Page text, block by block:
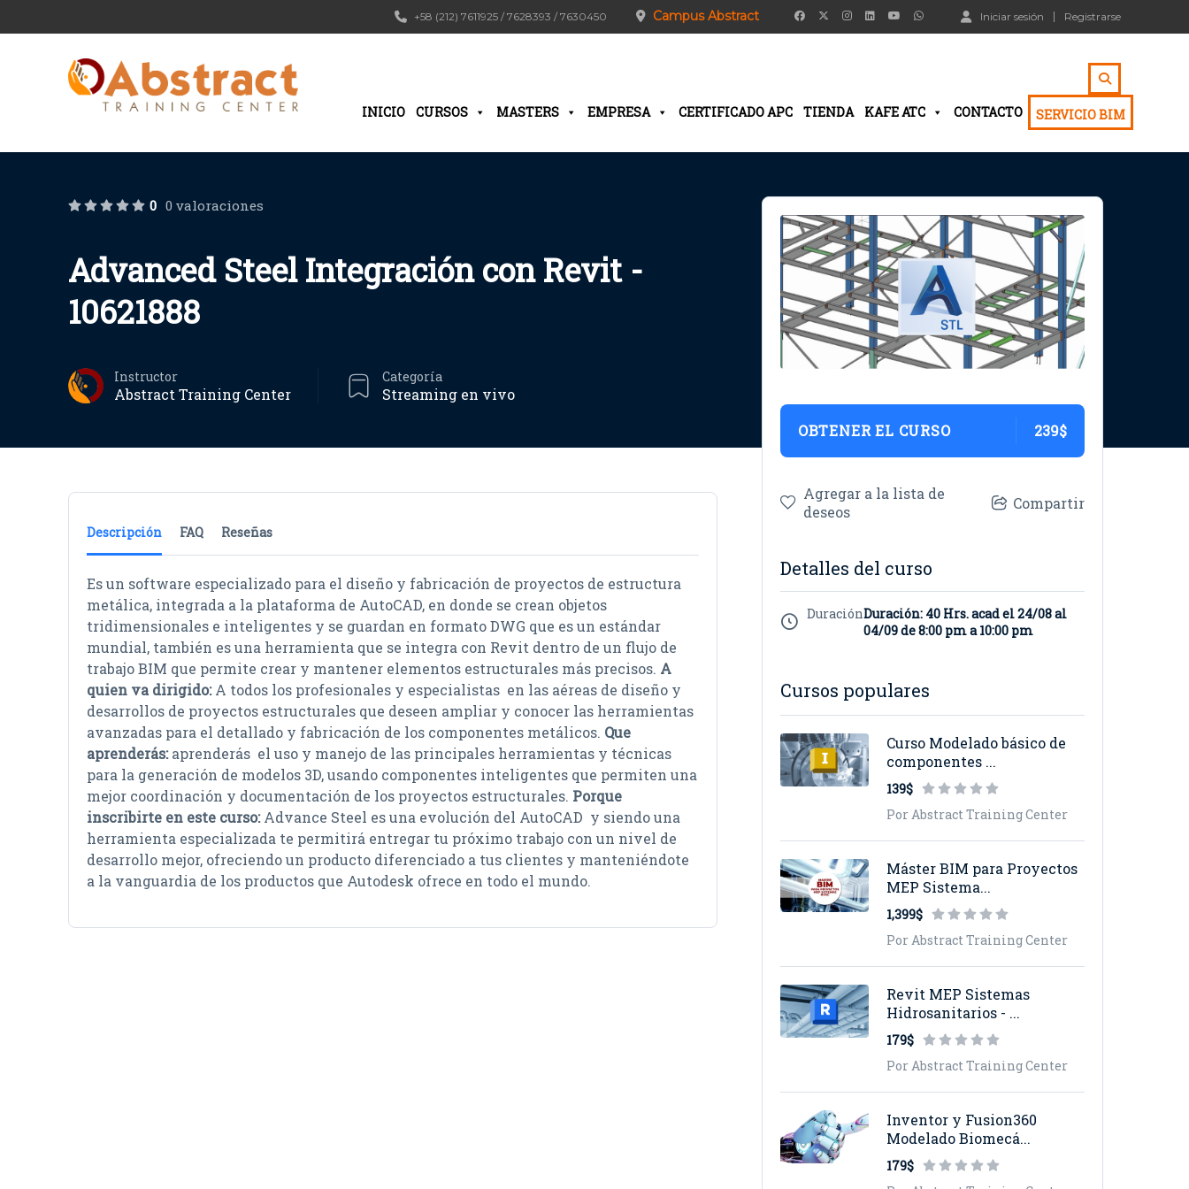
Iniciar sesión Registrarse
Campus Abstract
+58 (212) 7611925 / 7628393 / 7630450
INICIO CURSOS MASTERS EMPRESA CERTIFICADO APC TIENDA KAFE ATC CONTACTO SERVICIO BIM
0 0 valoraciones
Advanced Steel Integración con Revit -
10621888
Instructor
Abstract Training Center
Categoría
Streaming en vivo
Descripción FAQ Reseñas
Es un software especializado para el diseño y fabricación de proyectos de estructura
metálica, integrada a la plataforma de AutoCAD, en donde se crean objetos
tridimensionales e inteligentes y se guardan en formato DWG que es un estándar
mundial, también es una herramienta que se integra con Revit dentro de un flujo de
trabajo BIM que permite crear y mantener elementos estructurales más precisos. A
quien va dirigido:A todos los profesionales y especialistas en las aéreas de diseño y
desarrollos de proyectos estructurales que deseen ampliar y conocer las herramientas
avanzadas para el detallado y fabricación de los componentes metálicos. Que
aprenderás:aprenderás el uso y manejo de las principales herramientas y técnicas
para la generación de modelos 3D, usando componentes inteligentes que permiten una
mejor coordinación y documentación de los proyectos estructurales. Porque
inscribirte en este curso:Advance Steel es una evolución del AutoCAD y siendo una
herramienta especializada te permitirá entregar tu próximo trabajo con un nivel de
desarrollo mejor, ofreciendo un producto diferenciado a tus clientes y manteniéndote
a la vanguardia de los productos que Autodesk ofrece en todo el mundo.
OBTENER EL CURSO 239$
Agregar a la lista de
deseos
Compartir
Detalles del curso
DuraciónDuración: 40 Hrs. acad el 24/08 al
04/09 de 8:00 pm a 10:00 pm
Cursos populares
Curso Modelado básico de
componentes ...
139$
Por Abstract Training Center
Máster BIM para Proyectos
MEP Sistema...
1,399$
Por Abstract Training Center
Revit MEP Sistemas
Hidrosanitarios - ...
179$
Por Abstract Training Center
Inventor y Fusion360
Modelado Biomecá...
179$